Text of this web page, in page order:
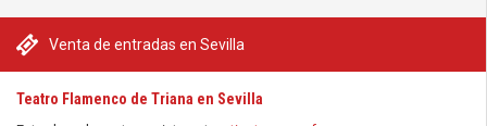
Venta de entradas en Sevilla
Teatro Flamenco de Triana en Sevilla